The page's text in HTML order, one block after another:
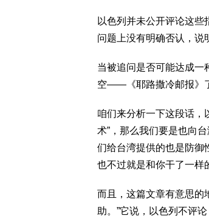
以色列并未公开评论这些
问题上没有明确否认，说
当被追问是否可能达成
空——《耶路撒冷邮报》
咱们来分析一下这段话，
术”，那么我们要是也向
们给台湾提供的也是防御
也不过就是和你干了一样
而且，这篇文章有意思的
助。”它说，以色列不评